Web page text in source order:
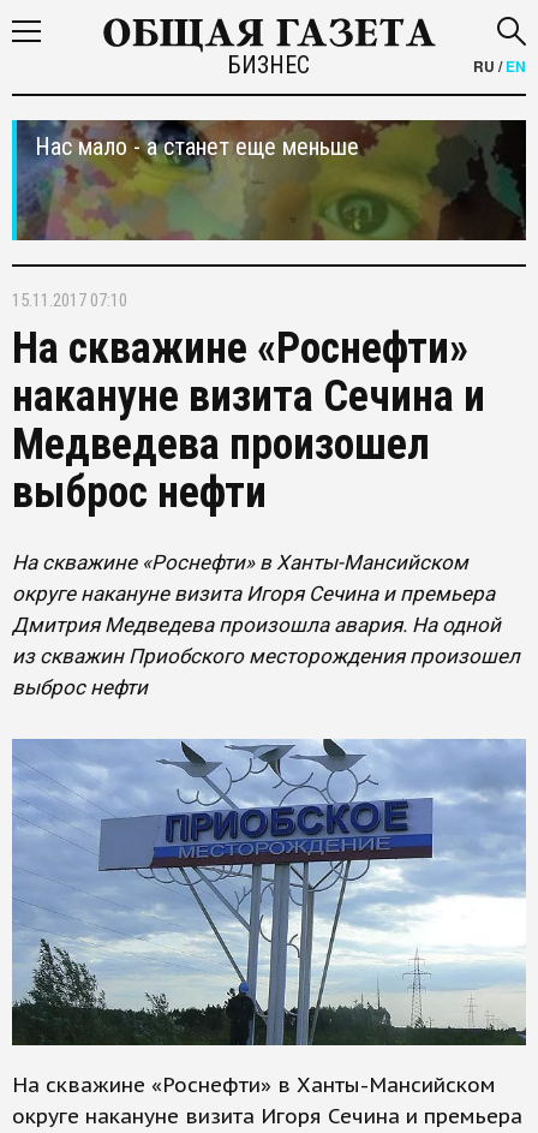
БИЗНЕС RU /EN
Нас мало - а станет еще меньше
15.11.2017 07:10
На скважине «Роснефти»
накануне визита Сечина и
Медведева произошел
выброс нефти
На скважине «Роснефти» в Ханты-Мансийском
округе накануне визита Игоря Сечина и премьера
Дмитрия Медведева произошла авария. На одной
из скважин Приобского месторождения произошел
выброс нефти
На скважине «Роснефти» в Ханты-Мансийском
округе накануне визита Игоря Сечина и премьера